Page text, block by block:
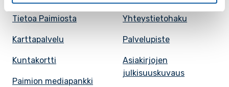
Tietoa Paimiosta
Karttapalvelu
Kuntakortti
Paimion mediapankki
Yhteystietohaku
Palvelupiste
Asiakirjojen
julkisuuskuvaus